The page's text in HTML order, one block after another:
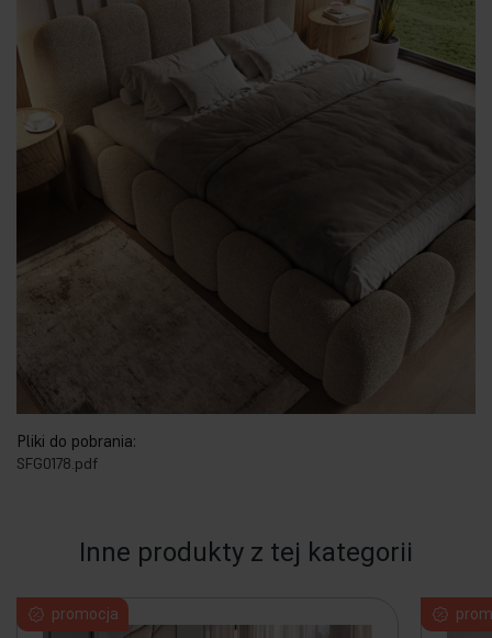
Pliki do pobrania:
SFG0178.pdf
Inne produkty z tej kategorii
promocja